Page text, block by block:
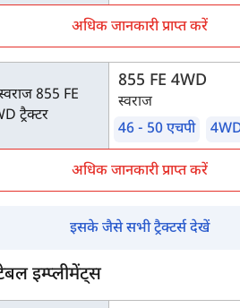
अधिक जानकारी प्राप्त करें
855 FE 4WD
स्वराज
46 - 50 एचपी
अधिक जानकारी प्राप्त करें
इसके जैसे सभी ट्रैक्टर्स देखें
इम्प्लीमेंट्स